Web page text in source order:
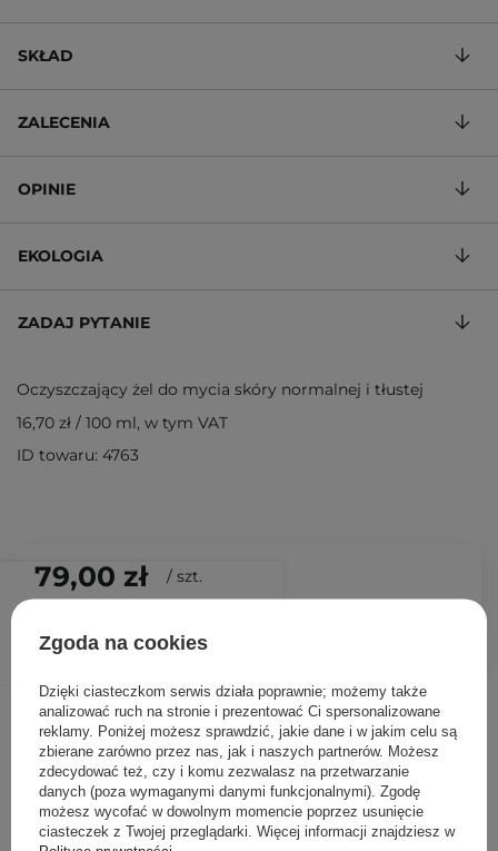
79,00 zł / szt.
SKŁAD
ZALECENIA
OPINIE
EKOLOGIA
ZADAJ PYTANIE
Oczyszczający żel do mycia skóry normalnej i tłustej
16,70 zł / 100 ml, w tym VAT
ID towaru: 4763
Inni klienci sprawdzali również
Zgoda na cookies
Dzięki ciasteczkom serwis działa poprawnie; możemy także
analizować ruch na stronie i prezentować Ci spersonalizowane
reklamy. Poniżej możesz sprawdzić, jakie dane i w jakim celu są
zbierane zarówno przez nas, jak i naszych partnerów. Możesz
zdecydować też, czy i komu zezwalasz na przetwarzanie
danych (poza wymaganymi danymi funkcjonalnymi). Zgodę
możesz wycofać w dowolnym momencie poprzez usunięcie
ciasteczek z Twojej przeglądarki. Więcej informacji znajdziesz w